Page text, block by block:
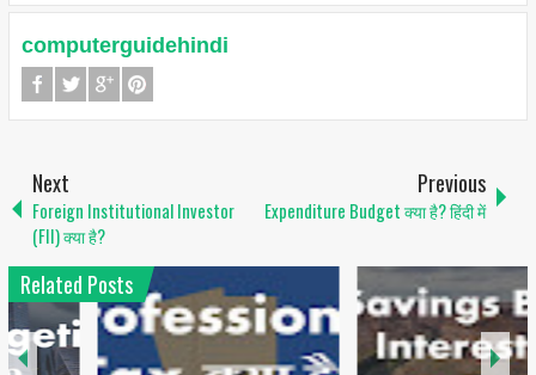
computerguidehindi
Next
Foreign Institutional Investor
(FII) क्या है?
Previous
Expenditure Budget क्या है? हिंदी में
Related Posts